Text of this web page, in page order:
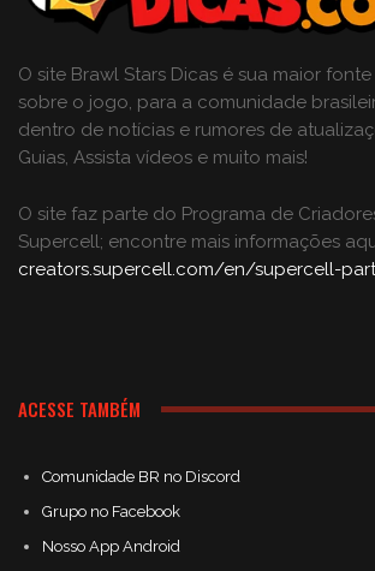
O site Brawl Stars Dicas é sua maior
sobre o jogo, para a comunidade
dentro de notícias e rumores de
Guias, Assista vídeos e muito mais!
O site faz parte do Programa de
Supercell; encontre mais informações
creators.supercell.com/en/supercell-
ACESSE TAMBÉM
Comunidade BR no Discord
Grupo no Facebook
Nosso App Android